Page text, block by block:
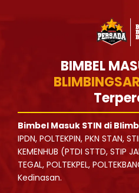
BIMBEL
Bimbel Masuk STIN di
IPDN, POLTEKPIN, PKN STAN,
KEMENHUB (PTDI STTD, STIP
TEGAL, POLTEKPEL,
Kedinasan.